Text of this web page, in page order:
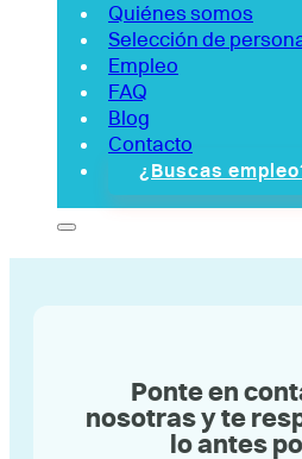
Quiénes somos
Selección de
Empleo
FAQ
Blog
Contacto
¿Buscas
Ponte en
nosotras y te
lo antes